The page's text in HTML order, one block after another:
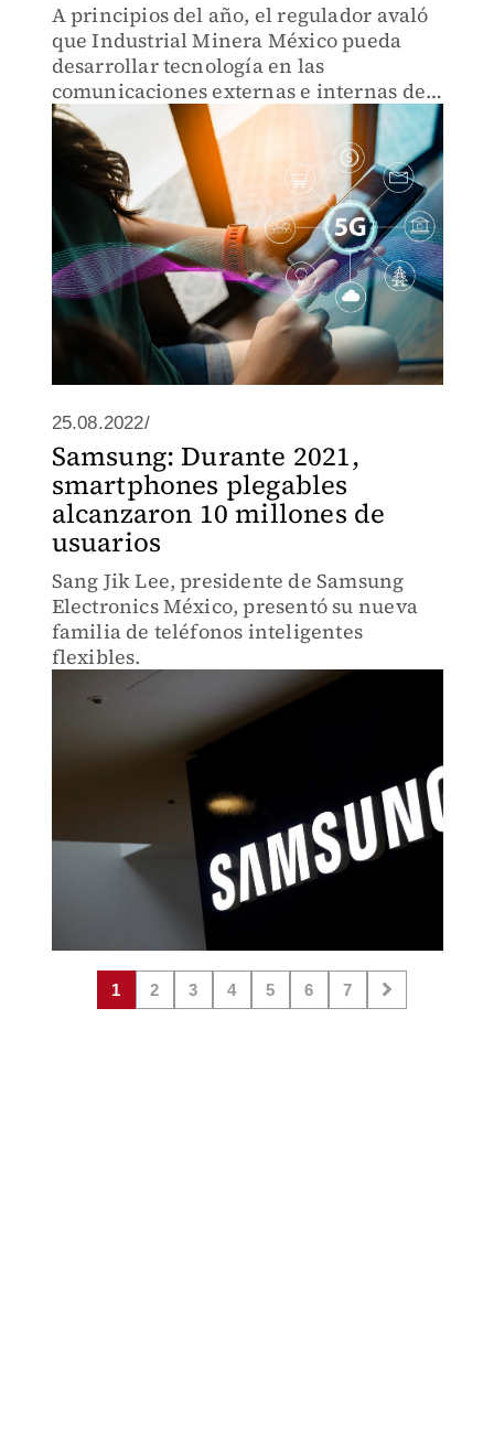
A principios del año, el regulador avaló
que Industrial Minera México pueda
desarrollar tecnología en las
comunicaciones externas e internas de
las minas que actualmente explota.
25.08.2022/
Samsung: Durante 2021,
smartphones plegables
alcanzaron 10 millones de
usuarios
Sang Jik Lee, presidente de Samsung
Electronics México, presentó su nueva
familia de teléfonos inteligentes
flexibles.
1 2 3 4 5 6 7